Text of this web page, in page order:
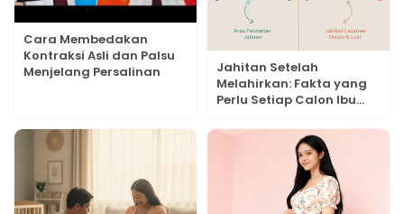
Cara Membedakan
Kontraksi Asli dan Palsu
Menjelang Persalinan
Jahitan Setelah
Melahirkan: Fakta yang
Perlu Setiap Calon Ibu